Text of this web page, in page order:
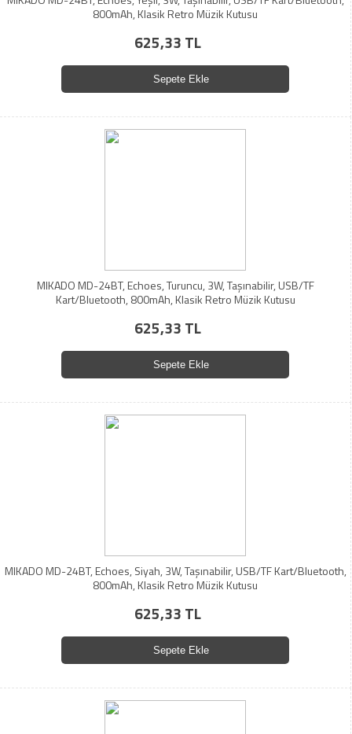
800mAh, Klasik Retro Müzik Kutusu
625,33 TL
Sepete Ekle
MIKADO MD-24BT, Echoes, Turuncu, 3W, Taşınabilir, USB/TF
Kart/Bluetooth, 800mAh, Klasik Retro Müzik Kutusu
625,33 TL
Sepete Ekle
MIKADO MD-24BT, Echoes, Siyah, 3W, Taşınabilir, USB/TF Kart/Bluetooth,
800mAh, Klasik Retro Müzik Kutusu
625,33 TL
Sepete Ekle